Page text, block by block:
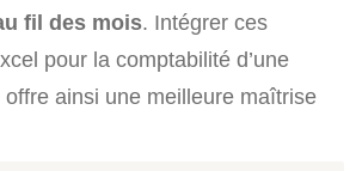
fil des mois. Intégrer ces
pour la comptabilité d’une
ainsi une meilleure maîtrise